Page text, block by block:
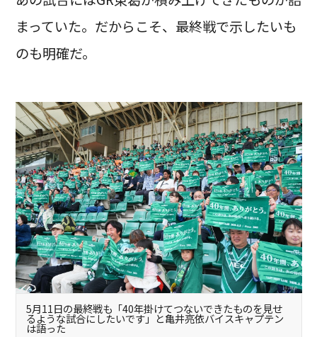
まっていた。だからこそ、最終戦で示したいも
のも明確だ。
5月11日の最終戦も「40年掛けてつないできたものを見せ
るような試合にしたいです」と亀井亮依バイスキャプテン
は語った